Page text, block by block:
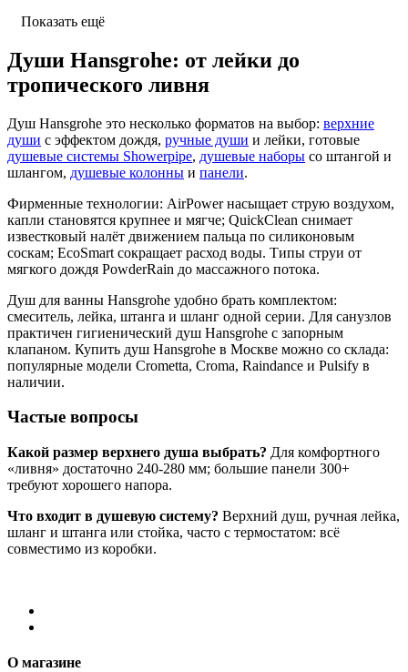
Показать ещё
Души Hansgrohe: от лейки до
тропического ливня
Душ Hansgrohe это несколько форматов на выбор: верхние
души с эффектом дождя, ручные души и лейки, готовые
душевые системы Showerpipe, душевые наборы со штангой и
шлангом, душевые колонны и панели.
Фирменные технологии: AirPower насыщает струю воздухом,
капли становятся крупнее и мягче; QuickClean снимает
известковый налёт движением пальца по силиконовым
соскам; EcoSmart сокращает расход воды. Типы струи от
мягкого дождя PowderRain до массажного потока.
Душ для ванны Hansgrohe удобно брать комплектом:
смеситель, лейка, штанга и шланг одной серии. Для санузлов
практичен гигиенический душ Hansgrohe с запорным
клапаном. Купить душ Hansgrohe в Москве можно со склада:
популярные модели Crometta, Croma, Raindance и Pulsify в
наличии.
Частые вопросы
Какой размер верхнего душа выбрать? Для комфортного
«ливня» достаточно 240-280 мм; большие панели 300+
требуют хорошего напора.
Что входит в душевую систему? Верхний душ, ручная лейка,
шланг и штанга или стойка, часто с термостатом: всё
совместимо из коробки.
О магазине